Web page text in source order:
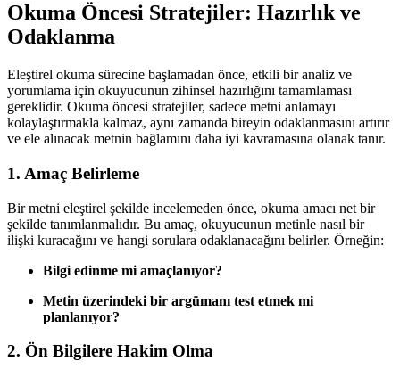
Okuma Öncesi Stratejiler: Hazırlık ve
Odaklanma
Eleştirel okuma sürecine başlamadan önce, etkili bir analiz ve
yorumlama için okuyucunun zihinsel hazırlığını tamamlaması
gereklidir. Okuma öncesi stratejiler, sadece metni anlamayı
kolaylaştırmakla kalmaz, aynı zamanda bireyin odaklanmasını artırır
ve ele alınacak metnin bağlamını daha iyi kavramasına olanak tanır.
1. Amaç Belirleme
Bir metni eleştirel şekilde incelemeden önce, okuma amacı net bir
şekilde tanımlanmalıdır. Bu amaç, okuyucunun metinle nasıl bir
ilişki kuracağını ve hangi sorulara odaklanacağını belirler. Örneğin:
Bilgi edinme mi amaçlanıyor?
Metin üzerindeki bir argümanı test etmek mi
planlanıyor?
2. Ön Bilgilere Hakim Olma